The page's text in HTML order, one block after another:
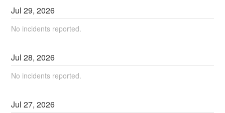
Jul29,2026
No incidents reported.
Jul28,2026
No incidents reported.
Jul27,2026